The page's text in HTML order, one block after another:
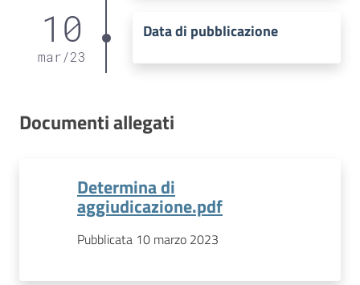
10
mar/23
Data di pubblicazione
Documenti allegati
Determina di
aggiudicazione.pdf
Pubblicata 10 marzo 2023